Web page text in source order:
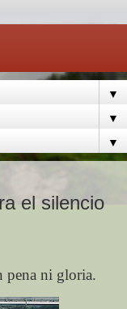
▼
▼
▼
el silencio
pena ni gloria.